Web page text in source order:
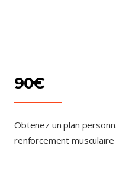
90€
Obtenez un plan
renforcement